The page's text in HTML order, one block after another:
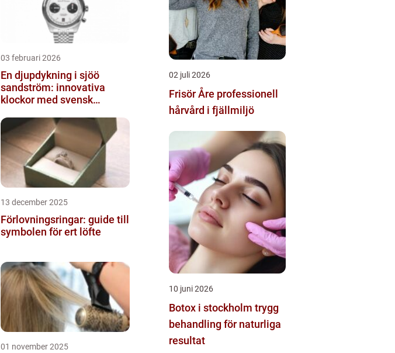
03 februari 2026
En djupdykning i sjöö
sandström: innovativa
klockor med svensk
13 december 2025
Förlovningsringar: guide till
symbolen för ert löfte
01 november 2025
02 juli 2026
Frisör Åre professionell
hårvård i fjällmiljö
10 juni 2026
Botox i stockholm trygg
behandling för naturliga
resultat